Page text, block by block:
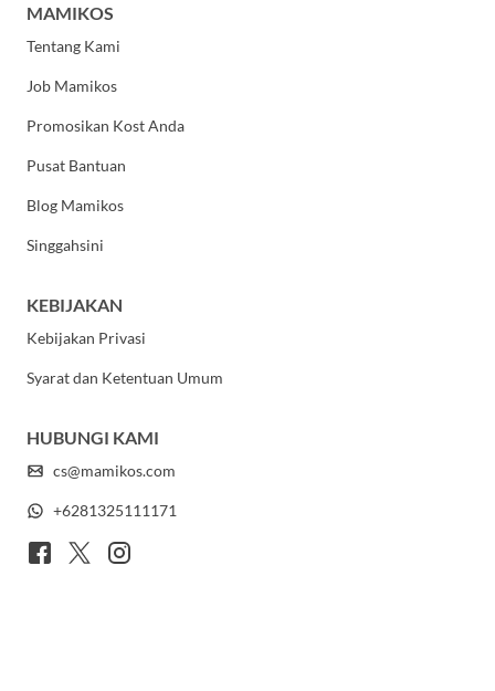
MAMIKOS
Tentang Kami
Job Mamikos
Promosikan Kost Anda
Pusat Bantuan
Blog Mamikos
Singgahsini
KEBIJAKAN
Kebijakan Privasi
Syarat dan Ketentuan Umum
HUBUNGI KAMI
cs@mamikos.com
+6281325111171